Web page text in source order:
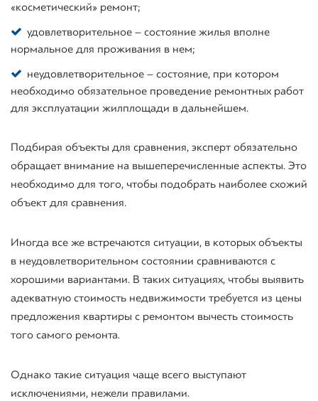
«косметический» ремонт;
удовлетворительное – состояние жилья вполне
нормальное для проживания в нем;
неудовлетворительное – состояние, при котором
необходимо обязательное проведение ремонтных работ
для эксплуатации жилплощади в дальнейшем.
Подбирая объекты для сравнения, эксперт обязательно
обращает внимание на вышеперечисленные аспекты. Это
необходимо для того, чтобы подобрать наиболее схожий
объект для сравнения.
Иногда все же встречаются ситуации, в которых объекты
в неудовлетворительном состоянии сравниваются с
хорошими вариантами. В таких ситуациях, чтобы выявить
адекватную стоимость недвижимости требуется из цены
предложения квартиры с ремонтом вычесть стоимость
того самого ремонта.
Однако такие ситуация чаще всего выступают
исключениями, нежели правилами.